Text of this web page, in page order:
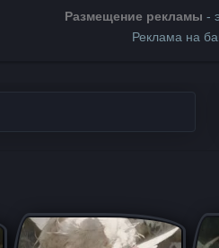
Размещение рекламы -
Реклама на